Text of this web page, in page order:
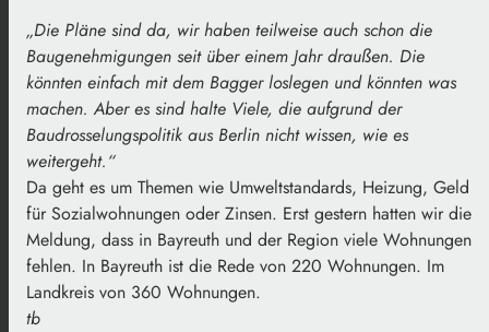
„Die Pläne sind da, wir haben teilweise auch schon die
Baugenehmigungen seit über einem Jahr draußen. Die
könnten einfach mit dem Bagger loslegen und könnten was
machen. Aber es sind halte Viele, die aufgrund der
Baudrosselungspolitik aus Berlin nicht wissen, wie es
weitergeht.“
Da geht es um Themen wie Umweltstandards, Heizung, Geld
für Sozialwohnungen oder Zinsen. Erst gestern hatten wir die
Meldung, dass in Bayreuth und der Region viele Wohnungen
fehlen. In Bayreuth ist die Rede von 220 Wohnungen. Im
Landkreis von 360 Wohnungen.
tb